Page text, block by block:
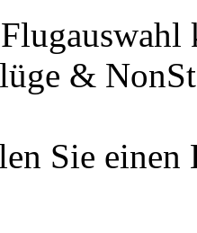
&
Sie